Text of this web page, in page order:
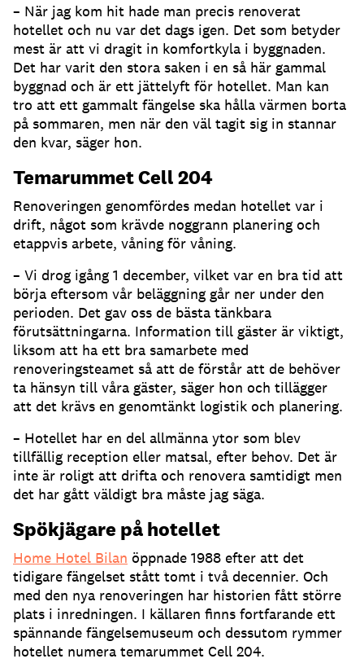
– När jag kom hit hade man precis renoverat
hotellet och nu var det dags igen. Det som betyder
mest är att vi dragit in komfortkyla i byggnaden.
Det har varit den stora saken i en så här gammal
byggnad och är ett jättelyft för hotellet. Man kan
tro att ett gammalt fängelse ska hålla värmen borta
på sommaren, men när den väl tagit sig in stannar
den kvar, säger hon.
Temarummet Cell 204
Renoveringen genomfördes medan hotellet var i
drift, något som krävde noggrann planering och
etappvis arbete, våning för våning.
– Vi drog igång 1 december, vilket var en bra tid att
börja eftersom vår beläggning går ner under den
perioden. Det gav oss de bästa tänkbara
förutsättningarna. Information till gäster är viktigt,
liksom att ha ett bra samarbete med
renoveringsteamet så att de förstår att de behöver
ta hänsyn till våra gäster, säger hon och tillägger
att det krävs en genomtänkt logistik och planering.
– Hotellet har en del allmänna ytor som blev
tillfällig reception eller matsal, efter behov. Det är
inte är roligt att drifta och renovera samtidigt men
det har gått väldigt bra måste jag säga.
Spökjägare på hotellet
Home Hotel Bilan öppnade 1988 efter att det
tidigare fängelset stått tomt i två decennier. Och
med den nya renoveringen har historien fått större
plats i inredningen. I källaren finns fortfarande ett
spännande fängelsemuseum och dessutom rymmer
hotellet numera temarummet Cell 204.